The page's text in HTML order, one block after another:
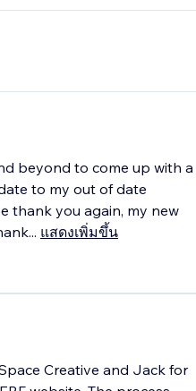
beyond to come up with a
to my out of date
thank you again, my new
... แสดงเพิ่มขึ้น
Creative and Jack for